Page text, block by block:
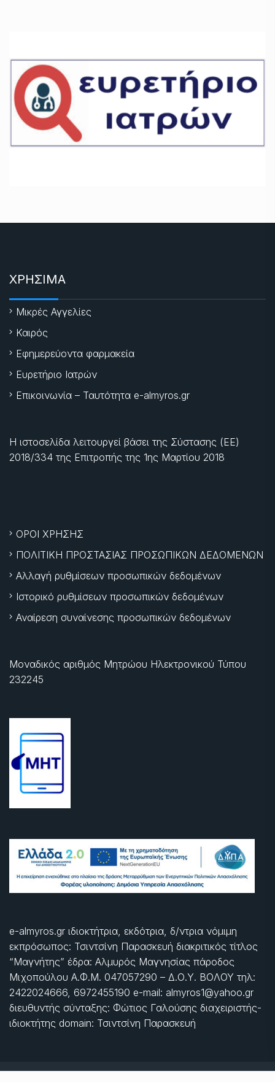
ΧΡΗΣΙΜΑ
Μικρές Αγγελίες
Καιρός
Εφημερεύοντα φαρμακεία
Ευρετήριο Ιατρών
Επικοινωνία – Ταυτότητα e-almyros.gr
Η ιστοσελίδα λειτουργεί βάσει της Σύστασης (ΕΕ)
2018/334 της Επιτροπής της 1ης Μαρτίου 2018
ΟΡΟΙ ΧΡΗΣΗΣ
ΠΟΛΙΤΙΚΗ ΠΡΟΣΤΑΣΙΑΣ ΠΡΟΣΩΠΙΚΩΝ ΔΕΔΟΜΕΝΩΝ
Αλλαγή ρυθμίσεων προσωπικών δεδομένων
Ιστορικό ρυθμίσεων προσωπικών δεδομένων
Αναίρεση συναίνεσης προσωπικών δεδομένων
Μοναδικός αριθμός Μητρώου Ηλεκτρονικού Τύπου
232245
e-almyros.gr ιδιοκτήτρια, εκδότρια, δ/ντρια νόμιμη
εκπρόσωπος: Τσιντσίνη Παρασκευή διακριτικός τίτλος
“Μαγνήτης” έδρα: Αλμυρός Μαγνησίας πάροδος
Μιχοπούλου Α.Φ.Μ. 047057290 – Δ.Ο.Υ. ΒΟΛΟΥ τηλ:
2422024666, 6972455190 e-mail: almyros1@yahoo.gr
διευθυντής σύνταξης: Φώτιος Γαλούσης διαχειριστής-
ιδιοκτήτης domain: Τσιντσίνη Παρασκευή